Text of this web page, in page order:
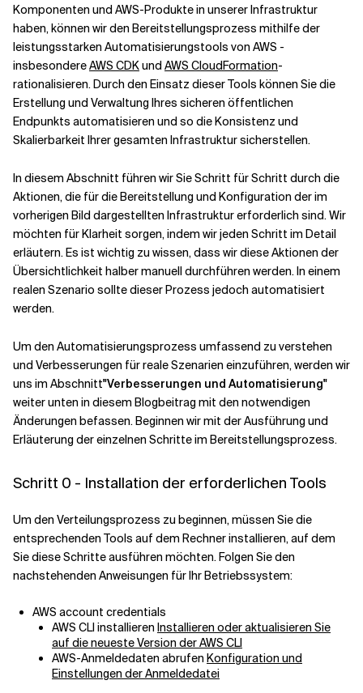
Komponenten und AWS-Produkte in unserer Infrastruktur
haben, können wir den Bereitstellungsprozess mithilfe der
leistungsstarken Automatisierungstools von AWS -
insbesondereAWS CDKund AWS CloudFormation-
rationalisieren. Durch den Einsatz dieser Tools können Sie die
Erstellung und Verwaltung Ihres sicheren öffentlichen
Endpunkts automatisieren und so die Konsistenz und
Skalierbarkeit Ihrer gesamten Infrastruktur sicherstellen.
In diesem Abschnitt führen wir Sie Schritt für Schritt durch die
Aktionen, die für die Bereitstellung und Konfiguration der im
vorherigen Bild dargestellten Infrastruktur erforderlich sind. Wir
möchten für Klarheit sorgen, indem wir jeden Schritt im Detail
erläutern. Es ist wichtig zu wissen, dass wir diese Aktionen der
Übersichtlichkeit halber manuell durchführen werden. In einem
realen Szenario sollte dieser Prozess jedoch automatisiert
werden.
Um den Automatisierungsprozess umfassend zu verstehen
und Verbesserungen für reale Szenarien einzuführen, werden wir
uns im Abschnitt"Verbesserungen und Automatisierung"
weiter unten in diesem Blogbeitrag mit den notwendigen
Änderungen befassen. Beginnen wir mit der Ausführung und
Erläuterung der einzelnen Schritte im Bereitstellungsprozess.
Schritt 0 - Installation der erforderlichen Tools
Um den Verteilungsprozess zu beginnen, müssen Sie die
entsprechenden Tools auf dem Rechner installieren, auf dem
Sie diese Schritte ausführen möchten. Folgen Sie den
nachstehenden Anweisungen für Ihr Betriebssystem:
AWS account credentials
AWS CLI installieren Installieren oder aktualisieren Sie
auf die neueste Version der AWS CLI
AWS-Anmeldedaten abrufen Konfiguration und
Einstellungen der Anmeldedatei